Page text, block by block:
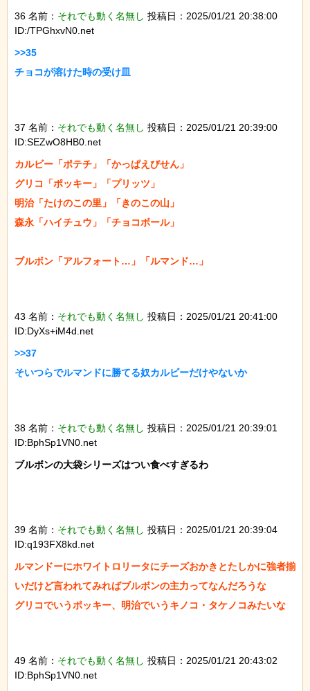
36 名前： それでも動く名無し 投稿日：2025/01/21 20:38:00
ID:/TPGhxvN0.net
>>35
チョコが溶けた時の受け皿
37 名前： それでも動く名無し 投稿日：2025/01/21 20:39:00
ID:SEZwO8HB0.net
カルビー「ポテチ」「かっぱえびせん」
グリコ「ポッキー」「プリッツ」
明治「たけのこの里」「きのこの山」
森永「ハイチュウ」「チョコボール」
ブルボン「アルフォート…」「ルマンド…」
43 名前： それでも動く名無し 投稿日：2025/01/21 20:41:00
ID:DyXs+iM4d.net
>>37
そいつらでルマンドに勝てる奴カルビーだけやないか
38 名前： それでも動く名無し 投稿日：2025/01/21 20:39:01
ID:BphSp1VN0.net
ブルボンの大袋シリーズはつい食べすぎるわ
39 名前： それでも動く名無し 投稿日：2025/01/21 20:39:04
ID:q193FX8kd.net
ルマンドーにホワイトロリータにチーズおかきとたしかに強者揃
いだけど言われてみればブルボンの主力ってなんだろうな
グリコでいうポッキー、明治でいうキノコ・タケノコみたいな
49 名前： それでも動く名無し 投稿日：2025/01/21 20:43:02
ID:BphSp1VN0.net